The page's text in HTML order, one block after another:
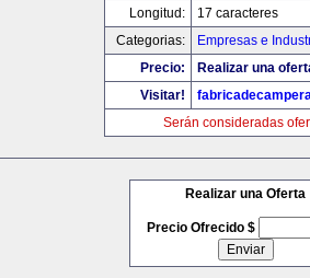
Longitud:
17 caracteres
Categorias:
Empresas e
Precio:
Realizar una
Visitar!
Serán consideradas
Realizar una Oferta
Precio Ofrecido $